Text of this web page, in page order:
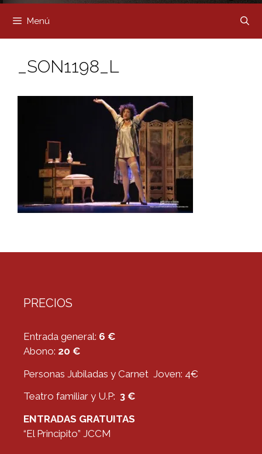
Menú
_SON1198_L
PRECIOS
Entrada general: 6 €
Abono: 20 €
Personas Jubiladas y Carnet Joven: 4€
Teatro familiar y U.P: 3 €
ENTRADAS GRATUITAS
“El Principito” JCCM